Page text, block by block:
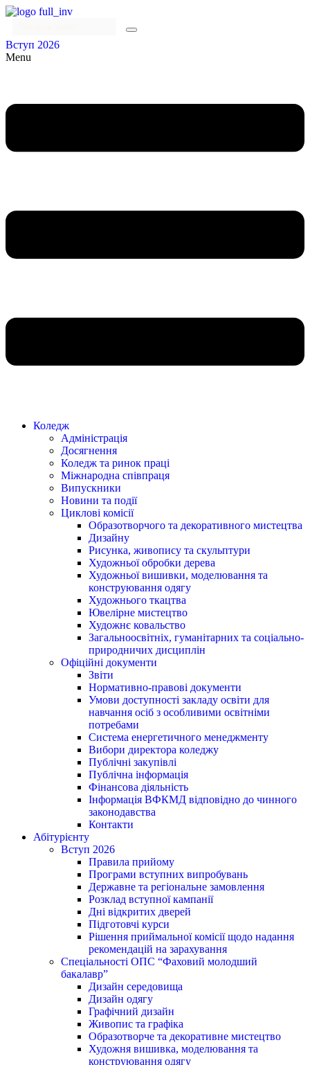
Вступ 2026
Menu
Коледж
Адміністрація
Досягнення
Коледж та ринок праці
Міжнародна співпраця
Випускники
Новини та події
Циклові комісії
Образотворчого та декоративного мистецтва
Дизайну
Рисунка, живопису та скульптури
Художньої обробки дерева
Художньої вишивки, моделювання та
конструювання одягу
Художнього ткацтва
Ювелірне мистецтво
Художнє ковальство
Загальноосвітніх, гуманітарних та соціально-
природничих дисциплін
Офіційні документи
Звіти
Нормативно-правові документи
Умови доступності закладу освіти для
навчання осіб з особливими освітніми
потребами
Система енергетичного менеджменту
Вибори директора коледжу
Публічні закупівлі
Публічна інформація
Фінансова діяльність
Інформація ВФКМД відповідно до чинного
законодавства
Контакти
Абітурієнту
Вступ 2026
Правила прийому
Програми вступних випробувань
Державне та регіональне замовлення
Розклад вступної кампанії
Дні відкритих дверей
Підготовчі курси
Рішення приймальної комісії щодо надання
рекомендацій на зарахування
Спеціальності ОПС “Фаховий молодший
бакалавр”
Дизайн середовища
Дизайн одягу
Графічний дизайн
Живопис та графіка
Образотворче та декоративне мистецтво
Художня вишивка, моделювання та
конструювання одягу